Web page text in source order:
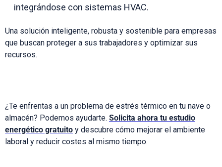
integrándose con sistemas HVAC.
Una solución inteligente, robusta y sostenible para empresas
que buscan proteger a sus trabajadores y optimizar sus
recursos.
¿Te enfrentas a un problema de estrés térmico en tu nave o
almacén? Podemos ayudarte. Solicita ahora tu estudio
energético gratuito y descubre cómo mejorar el ambiente
laboral y reducir costes al mismo tiempo.